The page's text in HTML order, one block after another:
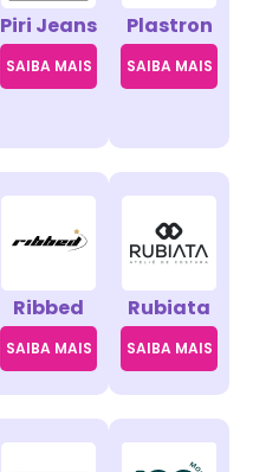
Piri Jeans
SAIBA MAIS
Plastron
SAIBA MAIS
Ribbed
SAIBA MAIS
Rubiata
SAIBA MAIS